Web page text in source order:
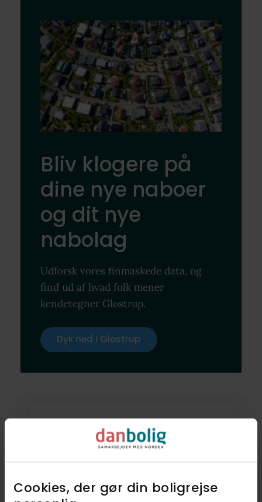
Cookies, der gør din boligrejse
Bliv klogere på
dine nye naboer
og dit nye
nabolag
Udforsk vores finmaskede data, og
find ud af hvad folk mener
kendetegner Glostrup.
Dyk ned i Glostrup
Fandt du ikke
drømmeboligen?
køberkartotek